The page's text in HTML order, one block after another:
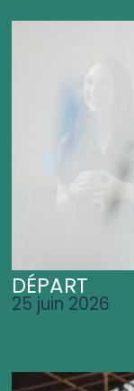
DÉPART
25 juin 2026